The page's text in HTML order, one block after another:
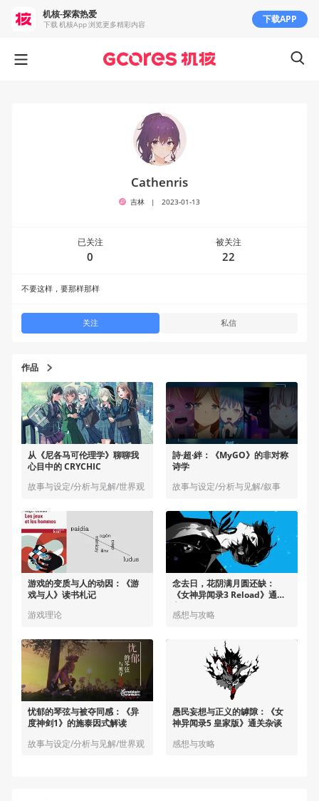
作品
从《尼各马可伦理学》聊聊我
心目中的 CRYCHIC
故事与设定/分析与见解/世界观
詩·超·絆：《MyGO》的非对称
诗学
故事与设定/分析与见解/叙事
游戏的变质与人的动因：《游
戏与人》读书札记
游戏理论
念去日，花阴满月圆还缺：
《女神异闻录3 Reload》通关
杂谈
感想与攻略
忧郁的琴弦与被夺同感：《异
度神剑1》的施泰因式解读
故事与设定/分析与见解/世界观
愚民妄想与正义的罅隙：《女
神异闻录5 皇家版》通关杂谈
感想与攻略
Cathenris
吉林 | 2023-01-13
已关注
0
被关注
22
不要这样，要那样那样
关注 私信
机核-探索热爱
下载 机核App 浏览更多精彩内容 下载APP